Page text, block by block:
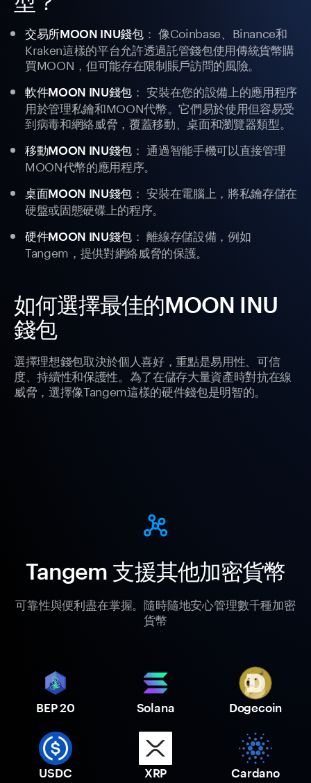
交易所MOON INU錢包： 像Coinbase、Binance和
Kraken這樣的平台允許透過託管錢包使用傳統貨幣購
買MOON，但可能存在限制賬戶訪問的風險。
軟件MOON INU錢包： 安裝在您的設備上的應用程序
用於管理私鑰和MOON代幣。它們易於使用但容易受
到病毒和網絡威脅，覆蓋移動、桌面和瀏覽器類型。
移動MOON INU錢包： 通過智能手機可以直接管理
MOON代幣的應用程序。
桌面MOON INU錢包： 安裝在電腦上，將私鑰存儲在
硬盤或固態硬碟上的程序。
硬件MOON INU錢包： 離線存儲設備，例如
Tangem，提供對網絡威脅的保護。
如何選擇最佳的MOON INU
錢包
選擇理想錢包取決於個人喜好，重點是易用性、可信
度、持續性和保護性。為了在儲存大量資產時對抗在線
威脅，選擇像Tangem這樣的硬件錢包是明智的。
Tangem 支援其他加密貨幣
可靠性與便利盡在掌握。隨時隨地安心管理數千種加密
貨幣
BEP 20 Solana Dogecoin
USDC XRP Cardano